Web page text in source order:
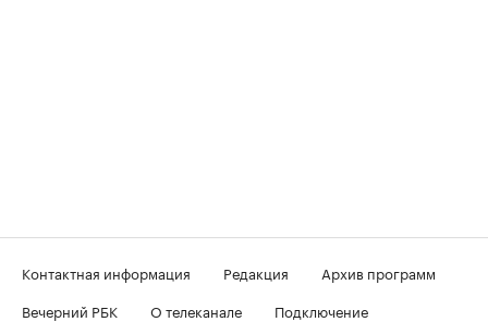
Контактная информация Редакция
Архив программ
Вечерний РБК
О телеканале
Подключение